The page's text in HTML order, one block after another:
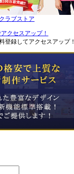
ラブストア
登録してアクセスアップ！